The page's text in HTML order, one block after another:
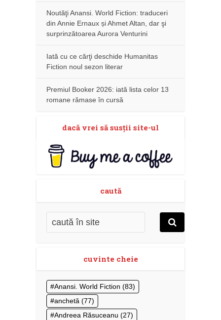
Noutăţi Anansi. World Fiction: traduceri
din Annie Ernaux și Ahmet Altan, dar şi
surprinzătoarea Aurora Venturini
Iată cu ce cărţi deschide Humanitas
Fiction noul sezon literar
Premiul Booker 2026: iată lista celor 13
romane rămase în cursă
dacă vrei să susţii site-ul
caută
cuvinte cheie
Anansi. World Fiction (83)
anchetă (77)
Andreea Răsuceanu (27)